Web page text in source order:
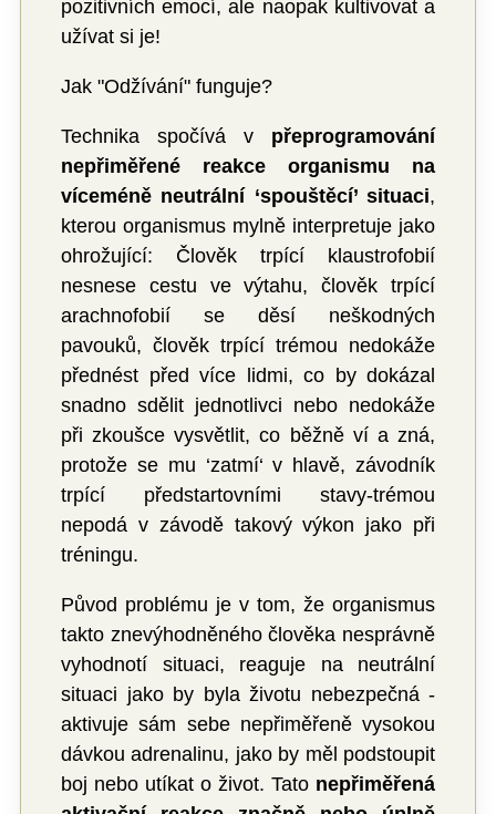
pozitivních emocí, ale naopak kultivovat a
užívat si je!
Jak "Odžívání" funguje?
Technika spočívá v přeprogramování
nepřiměřené reakce organismu na
víceméně neutrální ‘spouštěcí’ situaci,
kterou organismus mylně interpretuje jako
ohrožující: Člověk trpící klaustrofobií
nesnese cestu ve výtahu, člověk trpící
arachnofobií se děsí neškodných
pavouků, člověk trpící trémou nedokáže
přednést před více lidmi, co by dokázal
snadno sdělit jednotlivci nebo nedokáže
při zkoušce vysvětlit, co běžně ví a zná,
protože se mu ‘zatmí‘ v hlavě, závodník
trpící předstartovními stavy-trémou
nepodá v závodě takový výkon jako při
tréningu.
Původ problému je v tom, že organismus
takto znevýhodněného člověka nesprávně
vyhodnotí situaci, reaguje na neutrální
situaci jako by byla životu nebezpečná -
aktivuje sám sebe nepřiměřeně vysokou
dávkou adrenalinu, jako by měl podstoupit
boj nebo utíkat o život. Tato nepřiměřená